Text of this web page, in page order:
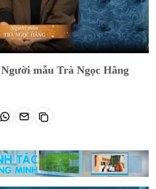
mẫu Trà Ngọc Hằng